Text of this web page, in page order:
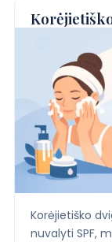
Kontaktai
Korėjietiško
nuvalyti SPF,